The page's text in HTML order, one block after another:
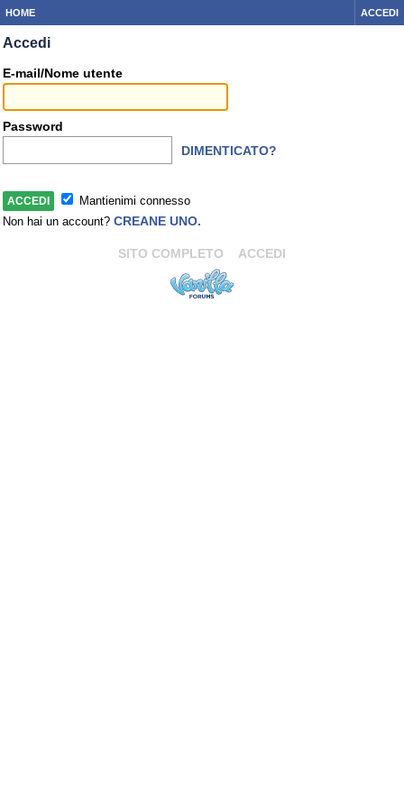
HOME ACCEDI
Accedi
E-mail/Nome utente
Password
DIMENTICATO?
Mantienimi connesso
Non hai un account? CREANE UNO.
SITO COMPLETO ACCEDI